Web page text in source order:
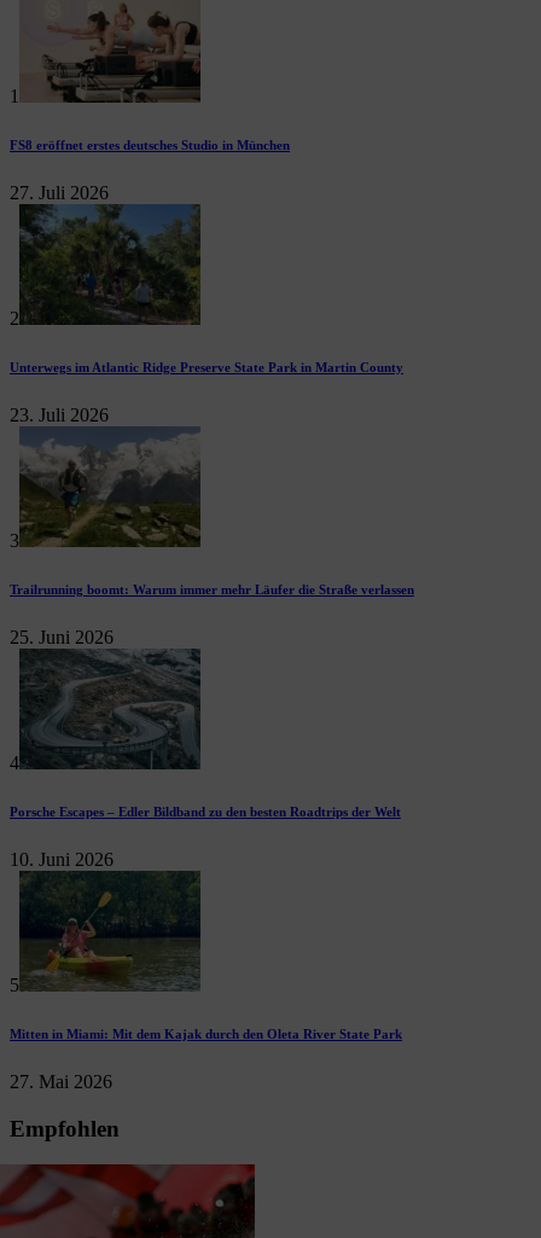
1
FS8 eröffnet erstes deutsches Studio in München
27. Juli 2026
2
Unterwegs im Atlantic Ridge Preserve State Park in Martin County
23. Juli 2026
3
Trailrunning boomt: Warum immer mehr Läufer die Straße verlassen
25. Juni 2026
4
Porsche Escapes – Edler Bildband zu den besten Roadtrips der Welt
10. Juni 2026
5
Mitten in Miami: Mit dem Kajak durch den Oleta River State Park
27. Mai 2026
Empfohlen